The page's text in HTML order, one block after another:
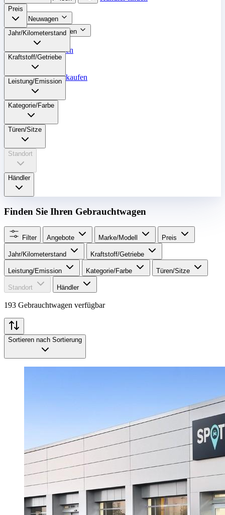
Neuwagen
Gebrauchtwagen
Top Angebote
Unsere Marken
Werkstatt
Fahrzeug verkaufen
Mehr
Preis
Jahr/Kilometerstand
Kraftstoff/Getriebe
Leistung/Emission
Kategorie/Farbe
Türen/Sitze
Standort
Händler
Finden Sie Ihren Gebrauchtwagen
Filter Angebote Marke/Modell Preis
Jahr/Kilometerstand Kraftstoff/Getriebe
Leistung/Emission Kategorie/Farbe Türen/Sitze
Standort Händler
193 Gebrauchtwagen verfügbar
Sortieren nach Sortierung